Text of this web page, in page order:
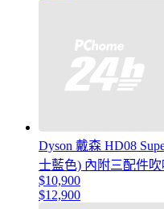
Dyson 戴森 HD08
士藍色) 內附三配件吹
$10,900
$12,900